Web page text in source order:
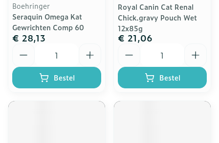
Boehringer
Seraquin Omega Kat
Gewrichten Comp 60
€ 28,13
Bestel
Royal Canin Cat Renal
Chick.gravy Pouch Wet
12x85g
€ 21,06
Bestel